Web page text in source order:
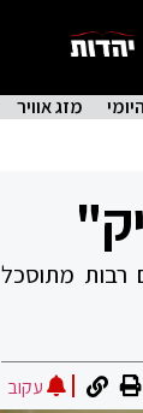
מזג אוויר
רבות מתוסכל
עקוב